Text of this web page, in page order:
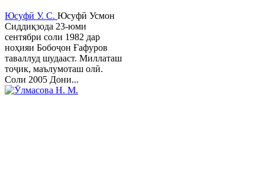
Юсуфӣ У. C. Юсуфӣ Усмон
Сиддиқзода 23-юми
сентябри соли 1982 дар
ноҳияи Бобоҷон Ғафуров
таваллуд шудааст. Миллаташ
тоҷик, маълумоташ олӣ.
Соли 2005 Дони...